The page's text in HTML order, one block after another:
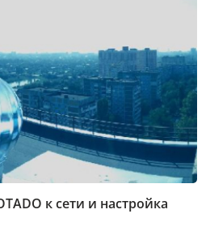
к сети и настройка